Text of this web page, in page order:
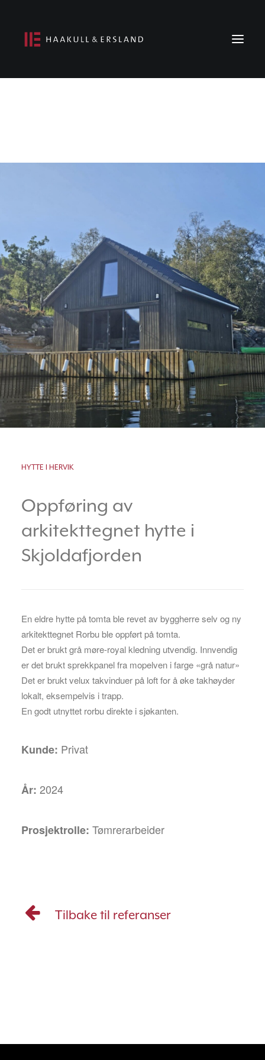
HYTTE I HERVIK
Oppføring av
arkitekttegnet hytte i
Skjoldafjorden
En eldre hytte på tomta ble revet av byggherre selv og ny
arkitekttegnet Rorbu ble oppført på tomta.
Det er brukt grå møre-royal kledning utvendig. Innvendig
er det brukt sprekkpanel fra mopelven i farge «grå natur»
Det er brukt velux takvinduer på loft for å øke takhøyder
lokalt, eksempelvis i trapp.
En godt utnyttet rorbu direkte i sjøkanten.
Kunde: Privat
År: 2024
Prosjektrolle: Tømrerarbeider
Tilbake til referanser